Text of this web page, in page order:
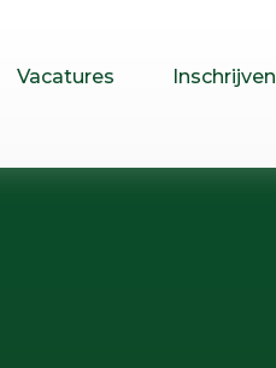
Vacatures Inschrijven